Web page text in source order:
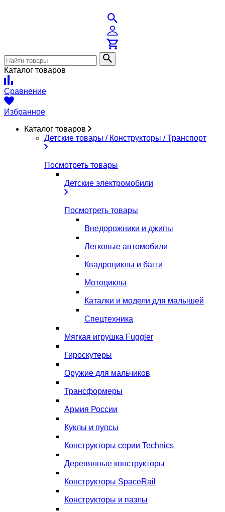
Каталог товаров
Сравнение
Избранное
Каталог товаров
Детские товары / Конструкторы / Транспорт
Посмотреть товары
Детские электромобили
Посмотреть товары
Внедорожники и джипы
Легковые автомобили
Квадроциклы и багги
Мотоциклы
Каталки и модели для малышей
Спецтехника
Мягкая игрушка Fuggler
Гироскутеры
Оружие для мальчиков
Трансформеры
Армия России
Куклы и пупсы
Конструкторы серии Technics
Деревянные конструкторы
Конструкторы SpaceRail
Конструкторы и пазлы